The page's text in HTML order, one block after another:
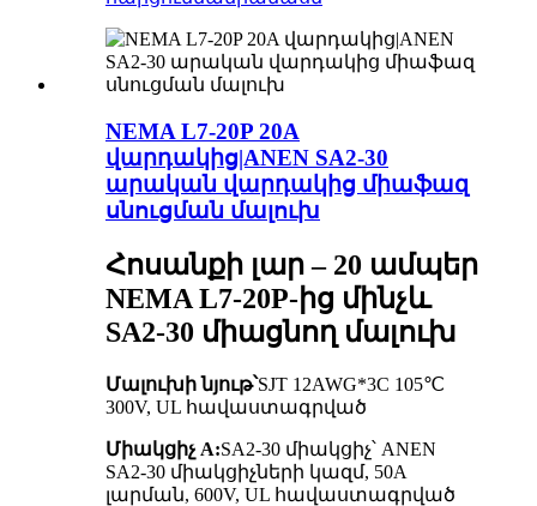
NEMA L7-20P 20A
վարդակից|ANEN SA2-30
արական վարդակից միաֆազ
սնուցման մալուխ
Հոսանքի լար – 20 ամպեր
NEMA L7-20P-ից մինչև
SA2-30 միացնող մալուխ
Մալուխի նյութ՝SJT 12AWG*3C 105℃
300V, UL հավաստագրված
Միակցիչ A:SA2-30 միակցիչ՝ ANEN
SA2-30 միակցիչների կազմ, 50A
լարման, 600V, UL հավաստագրված